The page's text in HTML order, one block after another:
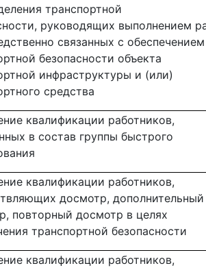
транспортной
руководящих выполнением
связанных с обеспечением
безопасности объекта
инфраструктуры и (или)
средства
квалификации работников,
в состав группы быстрого
квалификации работников,
досмотр, дополнительный
повторный досмотр в целях
транспортной безопасности
квалификации работников,